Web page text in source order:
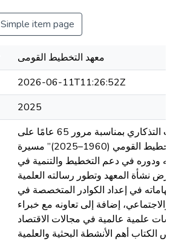
Simple item page
معهد التخطيط القومى
2026-06-11T11:26:52Z
2025
يتناول كتاب “الكتاب التذكاري بمناسبة مرور 65 عامًا على
تأسيس معهد التخطيط القومي (1960–2025)” مسيرة
ودوره في دعم التخطيط والتنمية في
نشأة المعهد وتطور رسالته العلمية
في إعداد الكوادر المتخصصة في
إضافة إلى تعاونه مع خبراء
علمية عالمية في مجالات الاقتصاد
الكتاب أهم الأنشطة البحثية والعلمية